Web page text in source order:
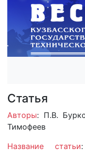
Статья
Авторы: П.В.
Тимофеев
Название статьи